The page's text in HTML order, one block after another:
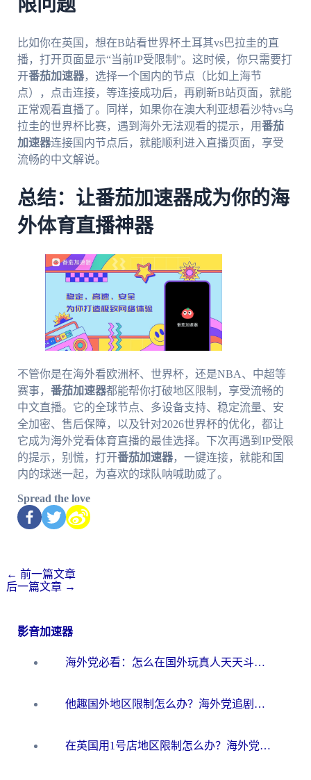
限问题
比如你在英国，想在B站看世界杯土耳其vs巴拉圭的直
播，打开页面显示“当前IP受限制”。这时候，你只需要打
开番茄加速器，选择一个国内的节点（比如上海节
点），点击连接，等连接成功后，再刷新B站页面，就能
正常观看直播了。同样，如果你在澳大利亚想看沙特vs乌
拉圭的世界杯比赛，遇到海外无法观看的提示，用番茄
加速器连接国内节点后，就能顺利进入直播页面，享受
流畅的中文解说。
总结：让番茄加速器成为你的海
外体育直播神器
不管你是在海外看欧洲杯、世界杯，还是NBA、中超等
赛事， 番茄加速器都能帮你打破地区限制，享受流畅的
中文直播。它的全球节点、多设备支持、稳定流量、安
全加密、售后保障，以及针对2026世界杯的优化，都让
它成为海外党看体育直播的最佳选择。下次再遇到IP受限
的提示，别慌，打开番茄加速器，一键连接，就能和国
内的球迷一起，为喜欢的球队呐喊助威了。
Spread the love
← 前一篇文章
后一篇文章 →
影音加速器
海外党必看：怎么在国外玩真人天天斗地主？附证券开户、音乐定位修改全攻略
他趣国外地区限制怎么办？海外党追剧听歌看直播的一站式解决方案
在英国用1号店地区限制怎么办？海外党必看的回国加速全攻略